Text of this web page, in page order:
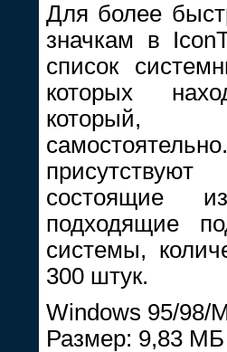
Для более
значкам в
список
которых
который,
состоящие
подходящие
системы,
300 штук.
Windows 95/98/
Размер: 9,83 МБ